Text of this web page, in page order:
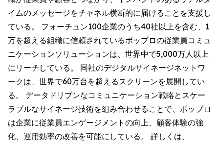
イムのメッセージをチャネル横断的に届けることを支援し
ている。 フォーチュン100企業のうち40社以上を含む、1
万を超える組織に信頼されているポップロの従業員コミュ
ニケーションソリューションは、世界中で5,000万人以上
にリーチしている。 同社のデジタルサイネージネットワ
ークは、世界で60万台を超えるスクリーンを展開してい
る。 データドリブンなコミュニケーション戦略とスケー
ラブルなサイネージ技術を組み合わせることで、ポップロ
は企業に従業員エンゲージメントの向上、顧客体験の強
化、運用効率の改善を可能にしている。 詳しくは、